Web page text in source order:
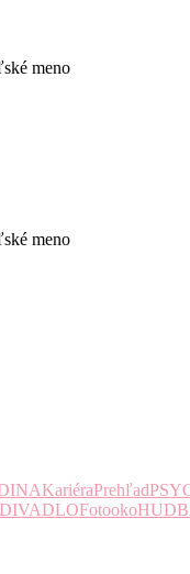
meno
meno
KariéraPrehľad
DIVADLOFotooko